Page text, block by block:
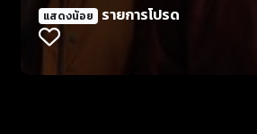
แสดงน้อย รายการโปรด